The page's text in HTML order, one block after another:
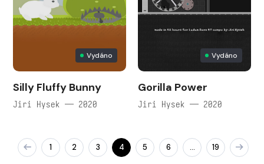
Vydáno
Silly Fluffy Bunny
Jiri Hysek — 2020
Vydáno
Gorilla Power
Jiri Hysek — 2020
1 2 3 4 5 6 … 19